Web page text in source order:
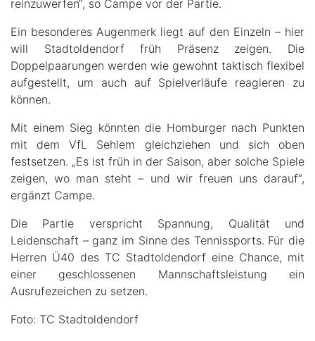
reinzuwerfen“, so Campe vor der Partie.
Ein besonderes Augenmerk liegt auf den Einzeln – hier
will Stadtoldendorf früh Präsenz zeigen. Die
Doppelpaarungen werden wie gewohnt taktisch flexibel
aufgestellt, um auch auf Spielverläufe reagieren zu
können.
Mit einem Sieg könnten die Homburger nach Punkten
mit dem VfL Sehlem gleichziehen und sich oben
festsetzen. „Es ist früh in der Saison, aber solche Spiele
zeigen, wo man steht – und wir freuen uns darauf“,
ergänzt Campe.
Die Partie verspricht Spannung, Qualität und
Leidenschaft – ganz im Sinne des Tennissports. Für die
Herren Ü40 des TC Stadtoldendorf eine Chance, mit
einer geschlossenen Mannschaftsleistung ein
Ausrufezeichen zu setzen.
Foto: TC Stadtoldendorf